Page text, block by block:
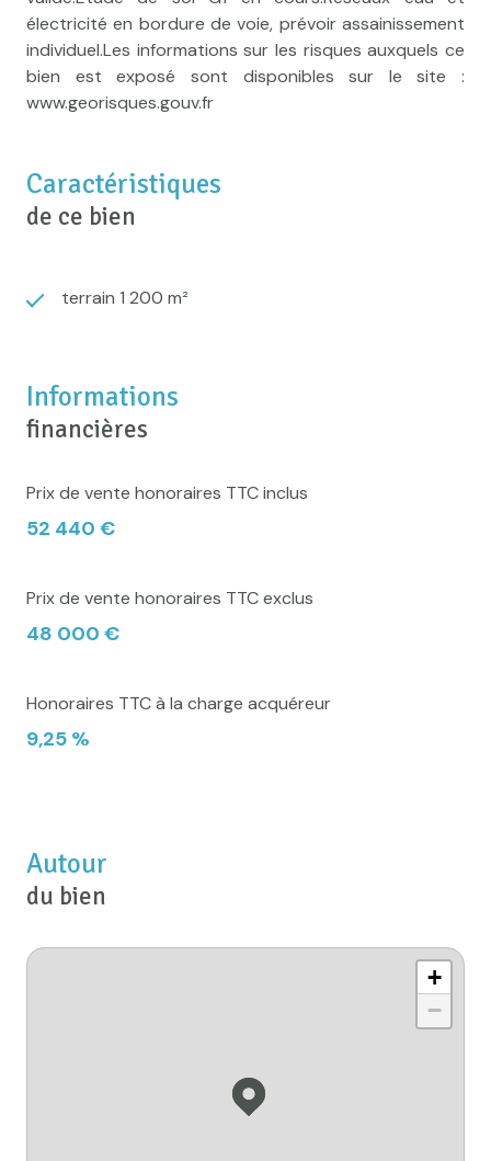
électricité en bordure de voie, prévoir assainissement
individuel.Les informations sur les risques auxquels ce
bien est exposé sont disponibles sur le site :
www.georisques.gouv.fr
Caractéristiques
de ce bien
terrain 1 200 m²
Informations
financières
Prix de vente honoraires TTC inclus
52 440 €
Prix de vente honoraires TTC exclus
48 000 €
Honoraires TTC à la charge acquéreur
9,25 %
Autour
du bien
+
−